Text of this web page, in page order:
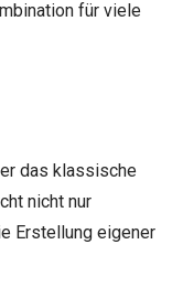
für viele
das klassische
nicht nur
Erstellung eigener